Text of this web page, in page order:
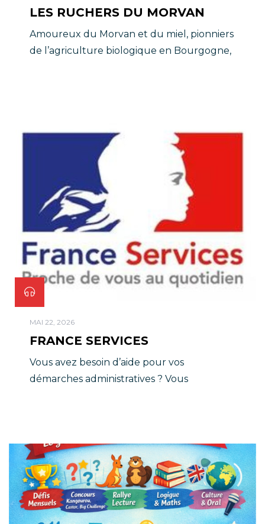
LES RUCHERS DU MORVAN
Amoureux du Morvan et du miel, pionniers
de l’agriculture biologique en Bourgogne,
parents. Notre mission est de vous offrir les
meilleurs produits de la ruche.
MAI 22, 2026
FRANCE SERVICES
Vous avez besoin d’aide pour vos
démarches administratives ? Vous
allocation logement ou familiale, permis de
conduire, carte grise… France Services vous
accompagne dans l’ensemble de vos
démarches administratives du quotidien
quel que soit l’endroit où vous […]